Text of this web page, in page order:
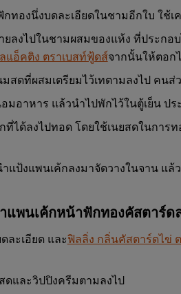
ทองนึ่งบดละเอียดในชามอีกใบ ใช้เ
ยลงไปในชามผสมของแห้ง ที่ประกอ
แอ็คติง ตราเบสท์ฟู้ดส์จากนั้นให้ตอก
สดที่ผสมเตรียมไว้เทตามลงไป คนส่
มอาหาร แล้วนำไปพักไว้ในตู้เย็น ป
ที่ได้ลงไปทอด โดยใช้เนยสดในการ
แป้งแพนเค้กลงมาจัดวางในจาน แล้
พนเค้กหน้าฟักทองคัสตาร์ด
ละเอียด และฟิลลิ่ง กลิ่นคัสตาร์ดไข่
ดและวิปปิงครีมตามลงไป